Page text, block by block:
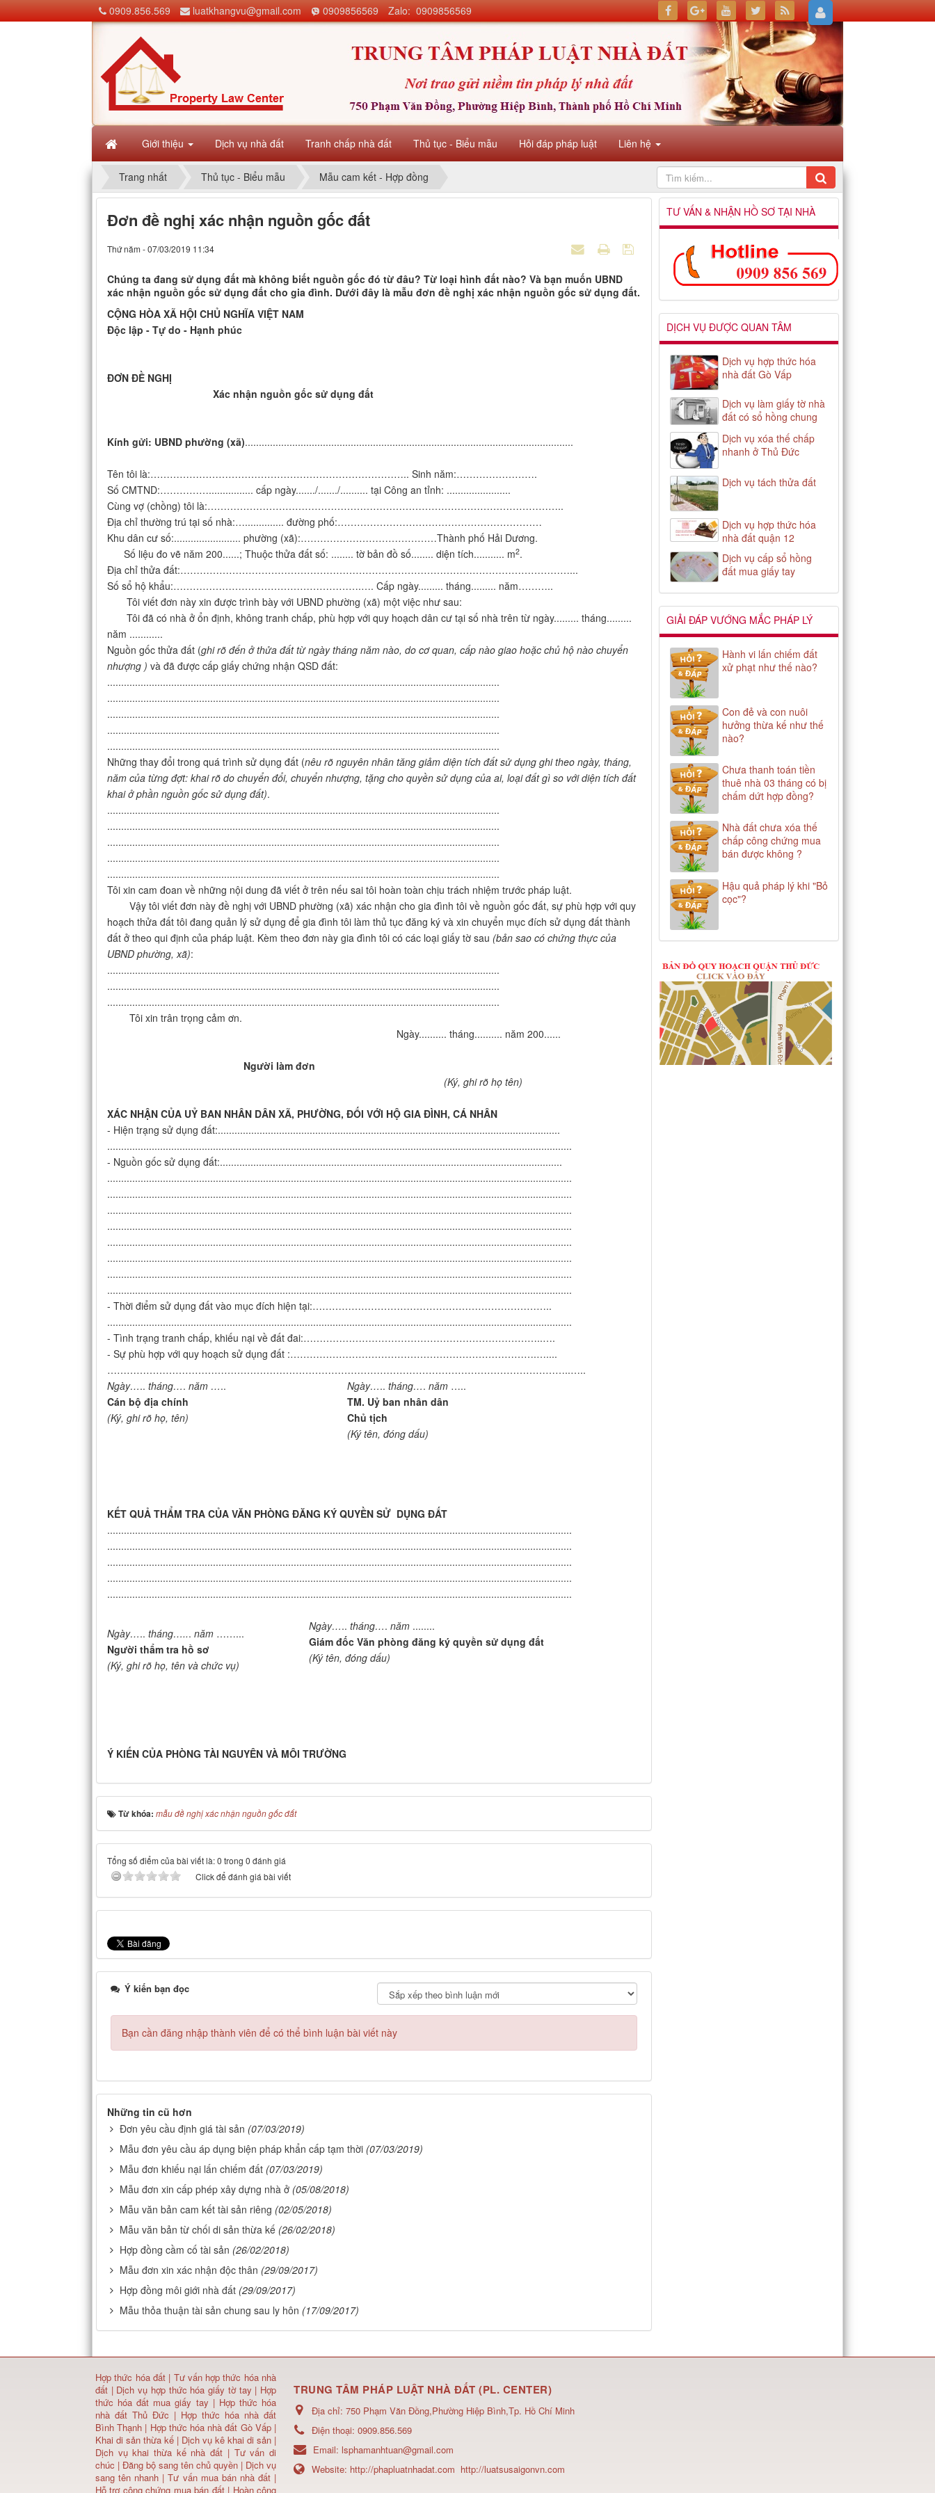
Giới thiệu Dịch vụ nhà đất Tranh chấp nhà đất Thủ tục - Biểu mẫu Hỏi đáp pháp luật Liên hệ
0909.856.569 luatkhangvu@gmail.com 0909856569 Zalo: 0909856569
Trang nhất Thủ tục - Biểu mẫu Mẫu cam kết - Hợp đồng
Đơn đề nghị xác nhận nguồn gốc đất
Thứ năm - 07/03/2019 11:34
Chúng ta đang sử dụng đất mà không biết nguồn gốc đó từ đâu? Từ loại hình đất nào? Và bạn muốn UBND
xác nhận nguồn gốc sử dụng đất cho gia đình. Dưới đây là mẫu đơn đề nghị xác nhận nguồn gốc sử dụng đất.
CỘNG HÒA XÃ HỘI CHỦ NGHĨA VIỆT NAM
Độc lập - Tự do - Hạnh phúc
ĐƠN ĐỀ NGHỊ
Xác nhận nguồn gốc sử dụng đất
Kính gửi: UBND phường (xã)......................................................................................................................
Tên tôi là:…………………………………………………………………….. Sinh năm:…………………….
Số CMTND:……………................ cấp ngày......./......./.......... tại Công an tỉnh: .......................
Cùng vợ (chồng) tôi là:………………………………………………………………………………………………..
Địa chỉ thường trú tại số nhà:….............. đường phố:………………………………………………………
Khu dân cư số:........................ phường (xã):……………………………………Thành phố Hải Dương.
Số liệu đo vẽ năm 200......; Thuộc thửa đất số: ........ tờ bản đồ số........ diện tích........... m2.
Địa chỉ thửa đất:…………………………………………………………………………………………………………...
Số sổ hộ khẩu:………………………………………………….…. Cấp ngày......... tháng......... năm………..
Tôi viết đơn này xin được trình bày với UBND phường (xã) một việc như sau:
Tôi đã có nhà ở ổn định, không tranh chấp, phù hợp với quy hoạch dân cư tại số nhà trên từ ngày......... tháng.........
năm ............
Nguồn gốc thửa đất (ghi rõ đến ở thửa đất từ ngày tháng năm nào, do cơ quan, cấp nào giao hoặc chủ hộ nào chuyển
nhượng ) và đã được cấp giấy chứng nhận QSD đất:
.............................................................................................................................................
.............................................................................................................................................
.............................................................................................................................................
.............................................................................................................................................
.............................................................................................................................................
Những thay đổi trong quá trình sử dụng đất (nêu rõ nguyên nhân tăng giảm diện tích đất sử dụng ghi theo ngày, tháng,
năm của từng đợt: khai rõ do chuyển đổi, chuyển nhượng, tặng cho quyền sử dụng của ai, loại đất gì so với diện tích đất
khai ở phần nguồn gốc sử dụng đất).
.............................................................................................................................................
.............................................................................................................................................
.............................................................................................................................................
.............................................................................................................................................
.............................................................................................................................................
Tôi xin cam đoan về những nội dung đã viết ở trên nếu sai tôi hoàn toàn chịu trách nhiệm trước pháp luật.
Vậy tôi viết đơn này đề nghị với UBND phường (xã) xác nhận cho gia đình tôi về nguồn gốc đất, sự phù hợp với quy
hoạch thửa đất tôi đang quản lý sử dụng để gia đình tôi làm thủ tục đăng ký và xin chuyển mục đích sử dụng đất thành
đất ở theo qui định của pháp luật. Kèm theo đơn này gia đình tôi có các loại giấy tờ sau (bản sao có chứng thực của
UBND phường, xã):
.............................................................................................................................................
.............................................................................................................................................
.............................................................................................................................................
Tôi xin trân trọng cảm ơn.
Ngày.......... tháng.......... năm 200......
Người làm đơn
(Ký, ghi rõ họ tên)
XÁC NHẬN CỦA UỶ BAN NHÂN DÂN XÃ, PHƯỜNG, ĐỐI VỚI HỘ GIA ĐÌNH, CÁ NHÂN
- Hiện trạng sử dụng đất:...........................................................................................................................
.......................................................................................................................................................................
- Nguồn gốc sử dụng đất:...........................................................................................................................
.......................................................................................................................................................................
.......................................................................................................................................................................
.......................................................................................................................................................................
.......................................................................................................................................................................
.......................................................................................................................................................................
.......................................................................................................................................................................
.......................................................................................................................................................................
.......................................................................................................................................................................
- Thời điểm sử dụng đất vào mục đích hiện tại:………………………………………………………………..
.......................................................................................................................................................................
- Tình trạng tranh chấp, khiếu nại về đất đai:………………………………………………………………..….
- Sự phù hợp với quy hoạch sử dụng đất :………………………………………………………………….…....
……………………………………………………………………………………………………………………………..…..
Ngày….. tháng…. năm …..
Cán bộ địa chính
(Ký, ghi rõ họ, tên)
Ngày….. tháng…. năm …..
TM. Uỷ ban nhân dân
Chủ tịch
(Ký tên, đóng dấu)
KẾT QUẢ THẨM TRA CỦA VĂN PHÒNG ĐĂNG KÝ QUYỀN SỬ DỤNG ĐẤT
.......................................................................................................................................................................
.......................................................................................................................................................................
.......................................................................................................................................................................
.......................................................................................................................................................................
.......................................................................................................................................................................
Ngày….. tháng…... năm ……...
Người thẩm tra hồ sơ
(Ký, ghi rõ họ, tên và chức vụ)
Ngày….. tháng…. năm ........
Giám đốc Văn phòng đăng ký quyền sử dụng đất
(Ký tên, đóng dấu)
Ý KIẾN CỦA PHÒNG TÀI NGUYÊN VÀ MÔI TRƯỜNG
Từ khóa: mẫu đề nghị xác nhận nguồn gốc đất
Tổng số điểm của bài viết là: 0 trong 0 đánh giá
Click để đánh giá bài viết
Ý kiến bạn đọc
Bạn cần đăng nhập thành viên để có thể bình luận bài viết này
Những tin cũ hơn
Đơn yêu cầu định giá tài sản (07/03/2019)
Mẫu đơn yêu cầu áp dụng biện pháp khẩn cấp tạm thời (07/03/2019)
Mẫu đơn khiếu nại lấn chiếm đất (07/03/2019)
Mẫu đơn xin cấp phép xây dựng nhà ở (05/08/2018)
Mẫu văn bản cam kết tài sản riêng (02/05/2018)
Mẫu văn bản từ chối di sản thừa kế (26/02/2018)
Hợp đồng cầm cố tài sản (26/02/2018)
Mẫu đơn xin xác nhận độc thân (29/09/2017)
Hợp đồng môi giới nhà đất (29/09/2017)
Mẫu thỏa thuận tài sản chung sau ly hôn (17/09/2017)
TƯ VẤN & NHẬN HỒ SƠ TẠI NHÀ
DỊCH VỤ ĐƯỢC QUAN TÂM
Dịch vụ hợp thức hóa
nhà đất Gò Vấp
Dịch vụ làm giấy tờ nhà
đất có sổ hồng chung
Dịch vụ xóa thế chấp
nhanh ở Thủ Đức
Dịch vụ tách thửa đất
Dịch vụ hợp thức hóa
nhà đất quận 12
Dịch vụ cấp sổ hồng
đất mua giấy tay
GIẢI ĐÁP VƯỚNG MẮC PHÁP LÝ
Hành vi lấn chiếm đất
xử phạt như thế nào?
Con đẻ và con nuôi
hưởng thừa kế như thế
nào?
Chưa thanh toán tiền
thuê nhà 03 tháng có bị
chấm dứt hợp đồng?
Nhà đất chưa xóa thế
chấp công chứng mua
bán được không ?
Hậu quả pháp lý khi "Bỏ
cọc"?
Hợp thức hóa đất| Tư vấn hợp thức hóa nhà
đất | Dịch vụ hợp thức hóa giấy tờ tay | Hợp
thức hóa đất mua giấy tay | Hợp thức hóa
nhà đất Thủ Đức | Hợp thức hóa nhà đất
Bình Thạnh | Hợp thức hóa nhà đất Gò Vấp|
Khai di sản thừa kế | Dịch vụ kê khai di sản |
Dịch vụ khai thừa kế nhà đất | Tư vấn di
chúc | Đăng bộ sang tên chủ quyền | Dịch vụ
sang tên nhanh |Tư vấn mua bán nhà đất |
Hỗ trợ công chứng mua bán đất | Hoàn công
TRUNG TÂM PHÁP LUẬT NHÀ ĐẤT (PL. CENTER)
Địa chỉ: 750 Phạm Văn Đồng,Phường Hiệp Bình,Tp. Hồ Chí Minh
Điện thoại: 0909.856.569
Email: lsphamanhtuan@gmail.com
Website: http://phapluatnhadat.com http://luatsusaigonvn.com